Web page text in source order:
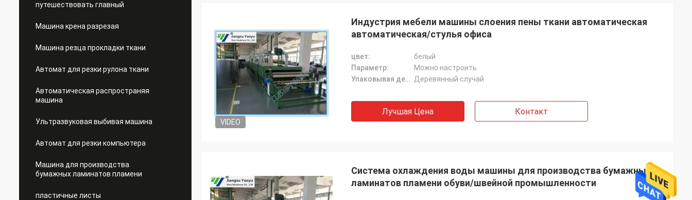
путешествовать главный
Машина крена разрезая
Машина резца прокладки ткани
Автомат для резки рулона ткани
Автоматическая распространяя
машина
Ультразвуковая выбивая машина
Автомат для резки компьютера
Машина для производства
бумажных ламинатов пламени
пластичные листы
VIDEO
Индустрия мебели машины слоения пены ткани автоматическая
автоматическая/стулья офиса
цвет:
белый
Параметр:
Можно настроить
Упаковывая детали: Деревянный случай
Лучшая Цена Контакт
Система охлаждения воды машины для производства бумажных
ламинатов пламени обуви/швейной промышленности